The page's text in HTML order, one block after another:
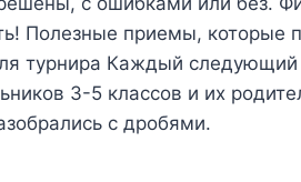
Полезные приемы, которые
турнира Каждый
3-5 классов и их
с дробями.